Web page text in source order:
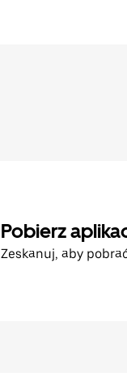
Pobierz
Zeskanuj, aby